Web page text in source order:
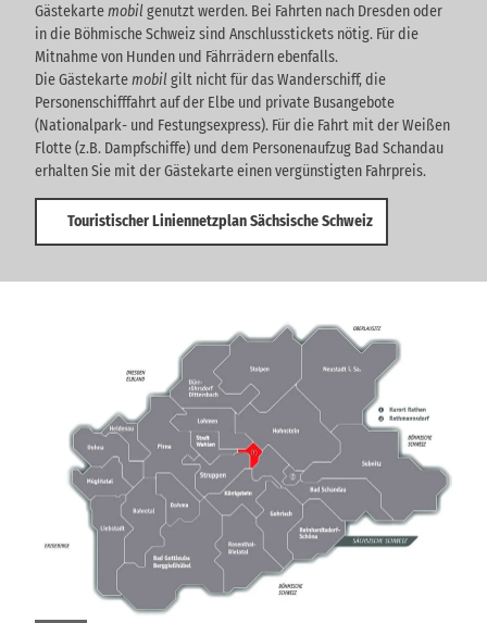
Gästekartemobilgenutzt werden. Bei Fahrten nach Dresden oder
in die Böhmische Schweiz sind Anschlusstickets nötig. Für die
Mitnahme von Hunden und Fährrädern ebenfalls.
Die Gästekartemobilgilt nicht für das Wanderschiff, die
Personenschifffahrt auf der Elbe und private Busangebote
(Nationalpark- und Festungsexpress). Für die Fahrt mit der Weißen
Flotte (z.B. Dampfschiffe) und dem Personenaufzug Bad Schandau
erhalten Sie mit der Gästekarte einen vergünstigten Fahrpreis.
Touristischer Liniennetzplan Sächsische Schweiz